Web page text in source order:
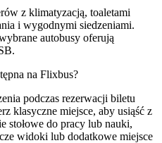
z klimatyzacją, toaletami
i wygodnymi siedzeniami.
autobusy oferują
na Flixbus?
podczas rezerwacji biletu
klasyczne miejsce, aby usiąść z
stołowe do pracy lub nauki,
widoki lub dodatkowe miejsce